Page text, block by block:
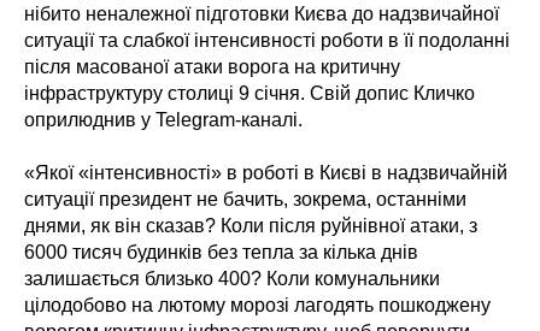
нібито неналежної підготовки Києва до надзвичайної
ситуації та слабкої інтенсивності роботи в її подоланні
після масованої атаки ворога на критичну
інфраструктуру столиці 9 січня. Свій допис Кличко
оприлюднив у Telegram-каналі.
«Якої «інтенсивності» в роботі в Києві в надзвичайній
ситуації президент не бачить, зокрема, останніми
днями, як він сказав? Коли після руйнівної атаки, з
6000 тисяч будинків без тепла за кілька днів
залишається близько 400? Коли комунальники
цілодобово на лютому морозі лагодять пошкоджену